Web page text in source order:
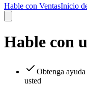
Hable con VentasInicio
Hable con
Obtenga
usted